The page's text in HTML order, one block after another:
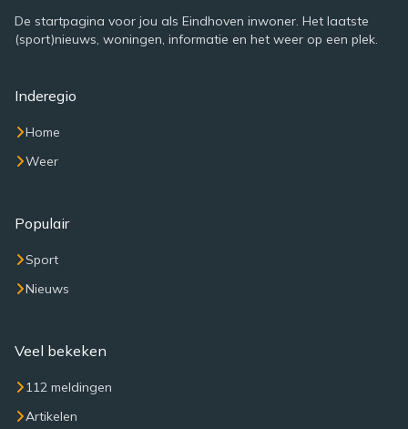
De startpagina voor jou als Eindhoven inwoner. Het laatste
(sport)nieuws, woningen, informatie en het weer op een plek.
Inderegio
Home
Weer
Populair
Sport
Nieuws
Veel bekeken
112 meldingen
Artikelen